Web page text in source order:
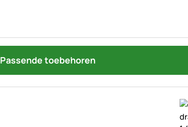
Passende toebehoren